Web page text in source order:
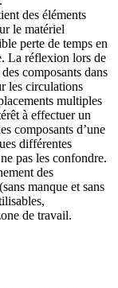
des éléments
le matériel
perte de temps en
La réflexion lors de
composants dans
les circulations
multiples
à effectuer un
composants d’une
différentes
pas les confondre.
des
manque et sans
de travail.